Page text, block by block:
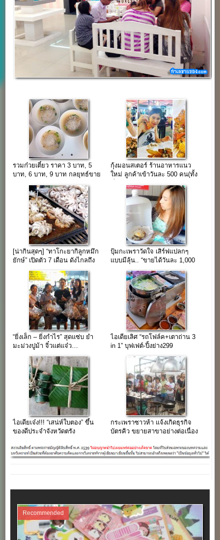
รวมก๋วยเตี๋ยว ราคา 3 บาท, 5
บาท, 6 บาท, 9 บาท กลยุทธ์ขาย
กุ้งมอนสเตอร์ ร้านอาหารแนว
ใหม่ ลูกค้าเข้าวันละ 500 คน(ทั้ง
[น่ากินสุดๆ] “ทาโกะยากิลูกหมึก
ยักษ์” เปิดตัว 7 เดือน ดังไกลถึง
ปุ้มกะเพราวัดใจ เสิร์ฟแปลกๆ
แบบมีลุ้น.. “ขายได้วันละ 1,000
“ยิ่งเล็ก – ยิ่งกำไร” สุดแซ่บ ยำ
มะม่วงปูม้า จิ๋วแต่แจ๋ว…
ไอเดียเลิศ “รถโฟล์ค+เตาถ่าน 3
in 1” บุฟเฟต์-ปิ้งย่าง299
ไอเดียเจ๋ง!!! “เสน่ห์ใบตอง” ขึ้น
ของดีประจำจังหวัดตรัง
กระเพราซาวห้า แจ้งเกิดธุรกิจ
บัตรคิว ขยายสาขาอย่างต่อเนื่อง
Recommended